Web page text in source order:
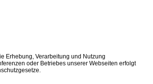
Erhebung, Verarbeitung und Nutzung
oder Betriebes unserer Webseiten erfolgt